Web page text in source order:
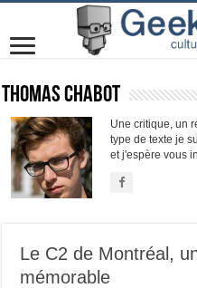
Thomas Chabot
Une critique, un
type de texte je
et j'espère vous
Le C2 de Montréal,
mémorable